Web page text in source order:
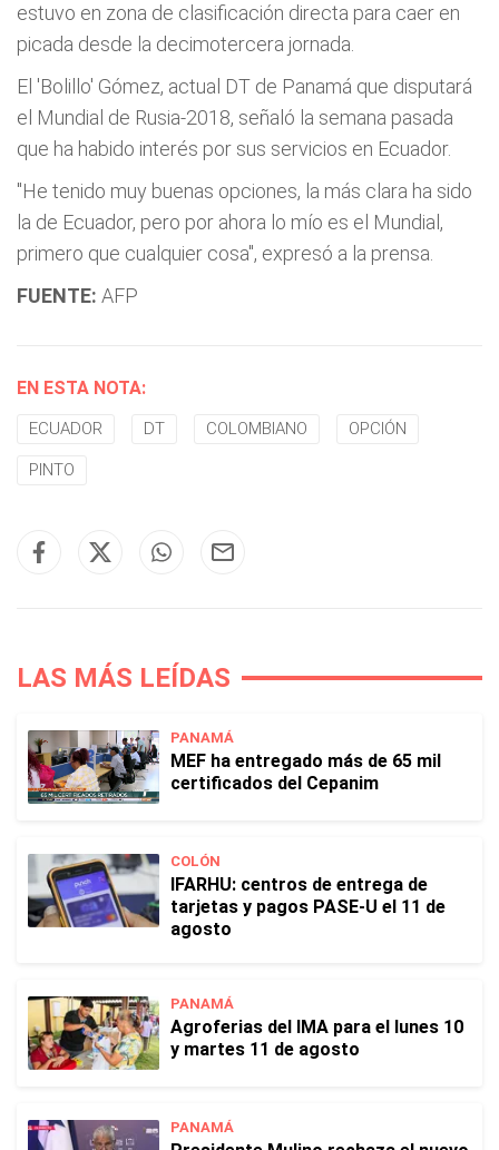
estuvo en zona de clasificación directa para caer en
picada desde la decimotercera jornada.
El 'Bolillo' Gómez, actual DT de Panamá que disputará
el Mundial de Rusia-2018, señaló la semana pasada
que ha habido interés por sus servicios en Ecuador.
"He tenido muy buenas opciones, la más clara ha sido
la de Ecuador, pero por ahora lo mío es el Mundial,
primero que cualquier cosa", expresó a la prensa.
FUENTE: AFP
EN ESTA NOTA:
ECUADOR DT COLOMBIANO OPCIÓN
PINTO
LAS MÁS LEÍDAS
PANAMÁ
MEF ha entregado más de 65 mil
certificados del Cepanim
COLÓN
IFARHU: centros de entrega de
tarjetas y pagos PASE-U el 11 de
agosto
PANAMÁ
Agroferias del IMA para el lunes 10
y martes 11 de agosto
PANAMÁ